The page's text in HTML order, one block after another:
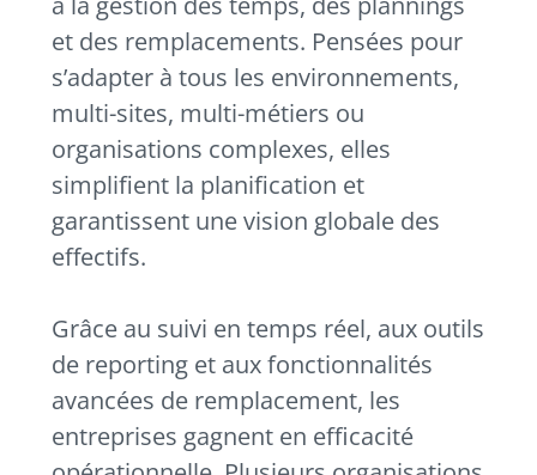
et des remplacements. Pensées pour
s’adapter à tous les environnements,
multi-sites, multi-métiers ou
organisations complexes, elles
simplifient la planification et
garantissent une vision globale des
effectifs.
Grâce au suivi en temps réel, aux outils
de reporting et aux fonctionnalités
avancées de remplacement, les
entreprises gagnent en efficacité